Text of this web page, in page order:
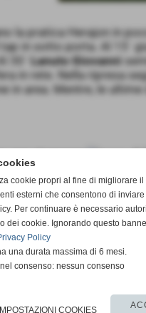
la pratica Herajon in
in sotto porta. Al 15´
30´ Lanuto Giovanni
in rete. Nella ripresa
in area. Mentre, le
(Napoli)
cookie propri al fine di migliorare
esterni che consentono di
Per continuare è necessario
dei cookie. Ignorando questo
Policy
una durata massima di 6 mesi.
consenso: nessun consenso
COOKIES